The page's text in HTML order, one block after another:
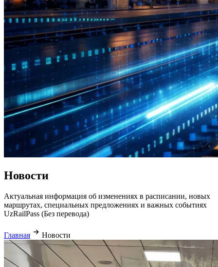
Новости
Актуальная информация об изменениях в расписании, новых
маршрутах, специальных предложениях и важных событиях
UzRailPass (Без перевода)
Главная Новости